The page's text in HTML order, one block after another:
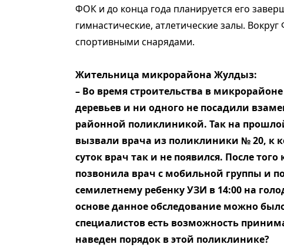
ФОК и до конца года планируется его
гимнастические, атлетические залы.
спортивными снарядами.
Жительница микрорайона Жулдыз:
– Во время строительства в
деревьев и ни одного не посадили
районной поликлиникой. Так на
вызвали врача из поликлиники № 20, к
суток врач так и не появился. После
позвонила врач с мобильной группы и
семилетнему ребенку УЗИ в 14:00 на
основе данное обследование можно
специалистов есть возможность
наведен порядок в этой поликлинике?